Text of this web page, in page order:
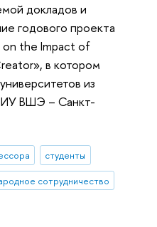
докладов и
годового проекта
on the Impact of
в котором
из
ВШЭ – Санкт-
студенты
сотрудничество